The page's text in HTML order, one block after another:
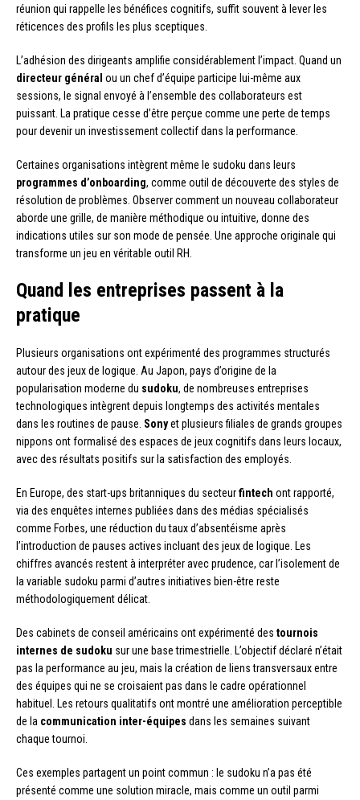
réunion qui rappelle les bénéfices cognitifs, suffit souvent à lever les
réticences des profils les plus sceptiques.
L’adhésion des dirigeants amplifie considérablement l’impact. Quand un
directeur général ou un chef d’équipe participe lui-même aux
sessions, le signal envoyé à l’ensemble des collaborateurs est
puissant. La pratique cesse d’être perçue comme une perte de temps
pour devenir un investissement collectif dans la performance.
Certaines organisations intègrent même le sudoku dans leurs
programmes d’onboarding, comme outil de découverte des styles de
résolution de problèmes. Observer comment un nouveau collaborateur
aborde une grille, de manière méthodique ou intuitive, donne des
indications utiles sur son mode de pensée. Une approche originale qui
transforme un jeu en véritable outil RH.
Quand les entreprises passent à la
pratique
Plusieurs organisations ont expérimenté des programmes structurés
autour des jeux de logique. Au Japon, pays d’origine de la
popularisation moderne du sudoku, de nombreuses entreprises
technologiques intègrent depuis longtemps des activités mentales
dans les routines de pause. Sonyet plusieurs filiales de grands groupes
nippons ont formalisé des espaces de jeux cognitifs dans leurs locaux,
avec des résultats positifs sur la satisfaction des employés.
En Europe, des start-ups britanniques du secteurfintech ont rapporté,
via des enquêtes internes publiées dans des médias spécialisés
comme Forbes, une réduction du taux d’absentéisme après
l’introduction de pauses actives incluant des jeux de logique. Les
chiffres avancés restent à interpréter avec prudence, car l’isolement de
la variable sudoku parmi d’autres initiatives bien-être reste
méthodologiquement délicat.
Des cabinets de conseil américains ont expérimenté des tournois
internes de sudoku sur une base trimestrielle. L’objectif déclaré n’était
pas la performance au jeu, mais la création de liens transversaux entre
des équipes qui ne se croisaient pas dans le cadre opérationnel
habituel. Les retours qualitatifs ont montré une amélioration perceptible
de la communication inter-équipes dans les semaines suivant
chaque tournoi.
Ces exemples partagent un point commun : le sudoku n’a pas été
présenté comme une solution miracle, mais comme un outil parmi